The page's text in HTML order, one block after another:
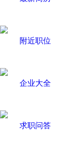
附近职位
企业大全
求职问答